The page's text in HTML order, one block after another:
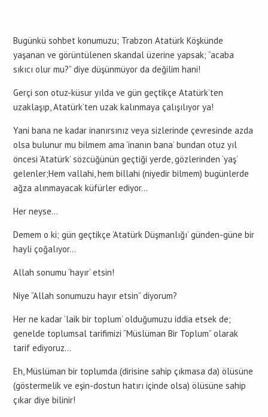
Bugünkü sohbet konumuzu; Trabzon Atatürk Köşkünde
yaşanan ve görüntülenen skandal üzerine yapsak; “acaba
sıkıcı olur mu?” diye düşünmüyor da değilim hani!
Gerçi son otuz-küsur yılda ve gün geçtikçe Atatürk’ten
uzaklaşıp, Atatürk’ten uzak kalınmaya çalışılıyor ya!
Yani bana ne kadar inanırsınız veya sizlerinde çevresinde azda
olsa bulunur mu bilmem ama ‘inanın bana’ bundan otuz yıl
öncesi ‘Atatürk’ sözcüğünün geçtiği yerde, gözlerinden ‘yaş’
gelenler;Hem vallahi, hem billahi (niyedir bilmem) bugünlerde
ağza alınmayacak küfürler ediyor…
Her neyse…
Demem o ki; gün geçtikçe ‘Atatürk Düşmanlığı’ günden-güne bir
hayli çoğalıyor…
Allah sonumu ‘hayır’ etsin!
Niye “Allah sonumuzu hayır etsin” diyorum?
Her ne kadar ‘laik bir toplum’ olduğumuzu iddia etsek de;
genelde toplumsal tarifimizi “Müslüman Bir Toplum” olarak
tarif ediyoruz…
Eh, Müslüman bir toplumda (dirisine sahip çıkmasa da) ölüsüne
(göstermelik ve eşin-dostun hatırı içinde olsa) ölüsüne sahip
çıkar diye bilinir!